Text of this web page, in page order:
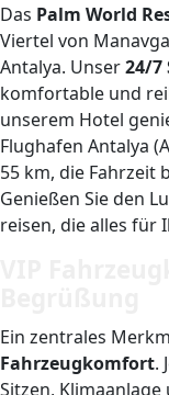
Das Palm World
Viertel von
Antalya. Unser24/7
komfortable und
unserem Hotel
Flughafen Antalya
55 km, die Fahrzeit
Genießen Sie den
reisen, die alles für
Ein zentrales
Fahrzeugkomfort.
Sitzen,